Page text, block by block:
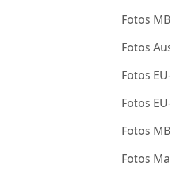
Fotos
Fotos
Fotos
Fotos
Fotos
Fotos